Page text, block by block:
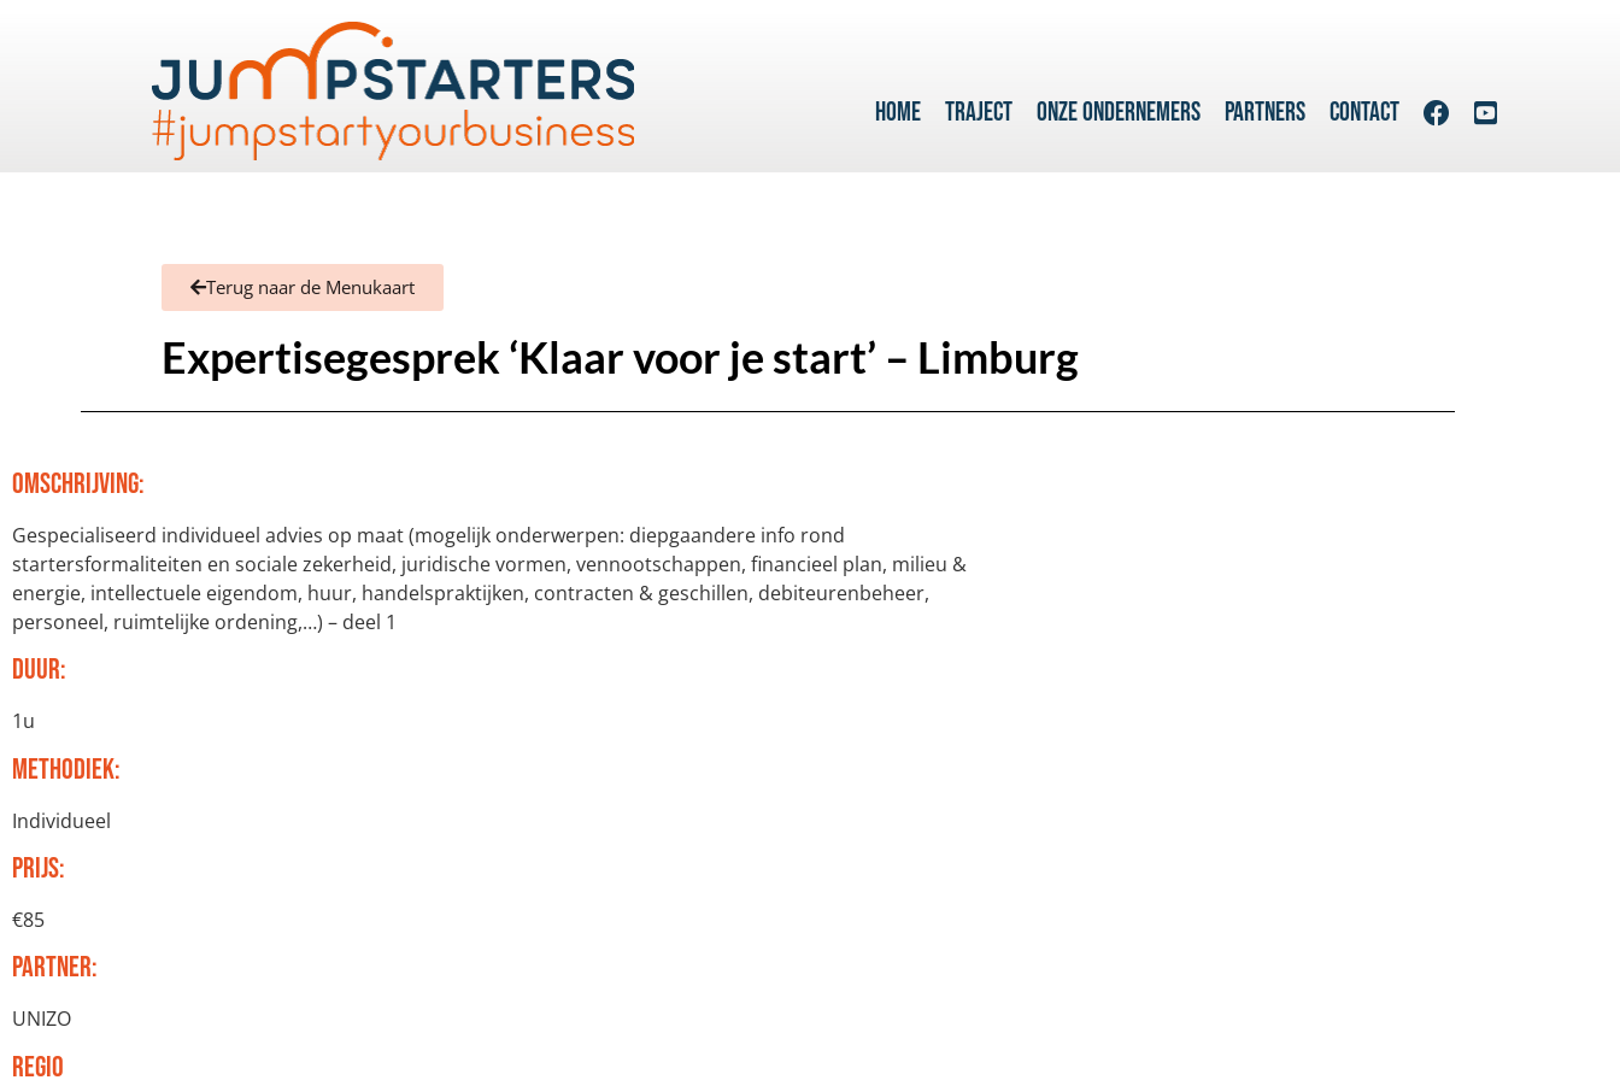
HOME TRAJECT ONZE ONDERNEMERS PARTNERS CONTACT
Terug naar de Menukaart
Expertisegesprek ‘Klaar voor je start’ – Limburg
Omschrijving:
Gespecialiseerd individueel advies op maat (mogelijk onderwerpen: diepgaandere info rond
startersformaliteiten en sociale zekerheid, juridische vormen, vennootschappen, financieel plan, milieu &
energie, intellectuele eigendom, huur, handelspraktijken, contracten & geschillen, debiteurenbeheer,
personeel, ruimtelijke ordening,…) – deel 1
Duur:
1u
Methodiek:
Individueel
Prijs:
€85
Partner:
UNIZO
Regio